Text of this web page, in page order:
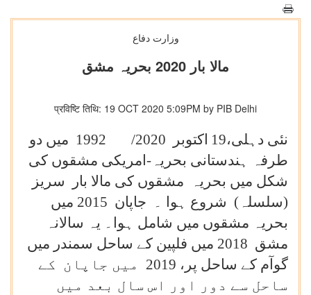
وزارت دفاع
مالا بار 2020 بحریہ مشق
प्रविष्टि तिथि: 19 OCT 2020 5:09PM by PIB Delhi
نئی دہلی،19 اکتوبر 2020/
1992 میں دو
طرفہ ہندستانی بحریہ-امریکی مشقوں کی
شکل میں بحریہ مشقوں کی مالا بار سریز
(سلسلہ) شروع ہوا ۔ جاپان 2015 میں
بحریہ مشقوں میں شامل ہوا۔ یہ سالانہ
مشق 2018 میں فلپین کے ساحل سمندر میں
گوآم کے ساحل پر، 2019 میں جاپان کے
ساحل سے دور اور اس سال بعد میں